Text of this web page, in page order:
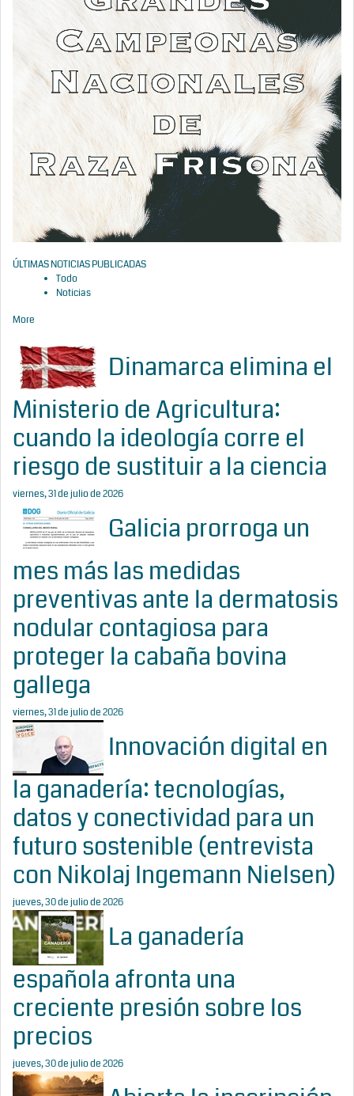
ÚLTIMAS NOTICIAS PUBLICADAS
Todo
Noticias
More
Dinamarca elimina el
Ministerio de Agricultura:
cuando la ideología corre el
riesgo de sustituir a la ciencia
viernes, 31 de julio de 2026
Galicia prorroga un
mes más las medidas
preventivas ante la dermatosis
nodular contagiosa para
proteger la cabaña bovina
gallega
viernes, 31 de julio de 2026
Innovación digital en
la ganadería: tecnologías,
datos y conectividad para un
futuro sostenible (entrevista
con Nikolaj Ingemann Nielsen)
jueves, 30 de julio de 2026
La ganadería
española afronta una
creciente presión sobre los
precios
jueves, 30 de julio de 2026